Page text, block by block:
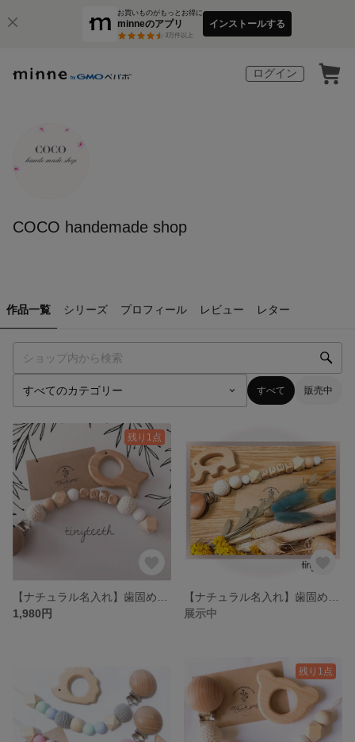
お買いものがもっとお得に
minneのアプリ
3万件以上
インストールする
ログイン
COCO handemade shop
作品一覧 シリーズ プロフィール レビュー レター
すべて 販売中
残り1点
1,980円
展示中
残り1点